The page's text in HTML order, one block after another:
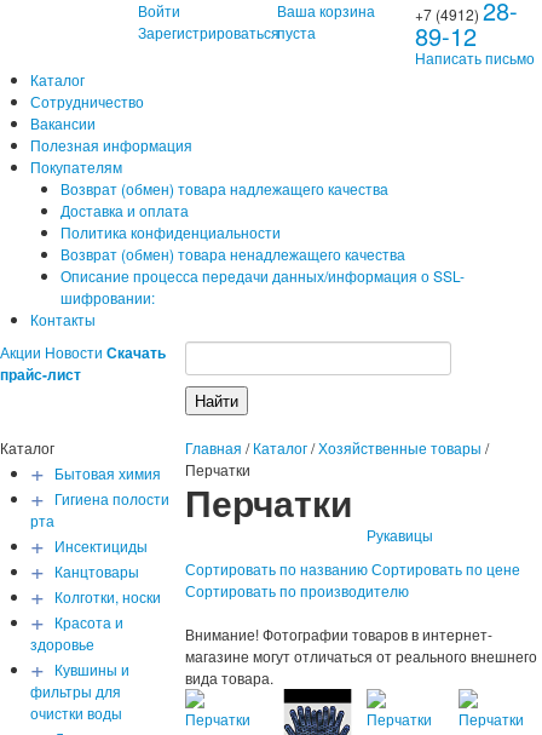
Войти
Зарегистрироваться
Ваша корзина
пуста
+7 (4912)28-
89-12
Написать письмо
Каталог
Сотрудничество
Вакансии
Полезная информация
Покупателям
Возврат (обмен) товара надлежащего качества
Доставка и оплата
Политика конфиденциальности
Возврат (обмен) товара ненадлежащего качества
Описание процесса передачи данных/информация о SSL-
шифровании:
Контакты
Акции Новости Скачать
прайс-лист
Каталог
+ Бытовая химия
+ Гигиена полости
рта
+ Инсектициды
+ Канцтовары
+ Колготки, носки
+ Красота и
здоровье
+ Кувшины и
фильтры для
очистки воды
Главная /Каталог/Хозяйственные товары /
Перчатки
Перчатки
Рукавицы
Сортировать по названию Сортировать по цене
Сортировать по производителю
Внимание! Фотографии товаров в интернет-
магазине могут отличаться от реального внешнего
вида товара.